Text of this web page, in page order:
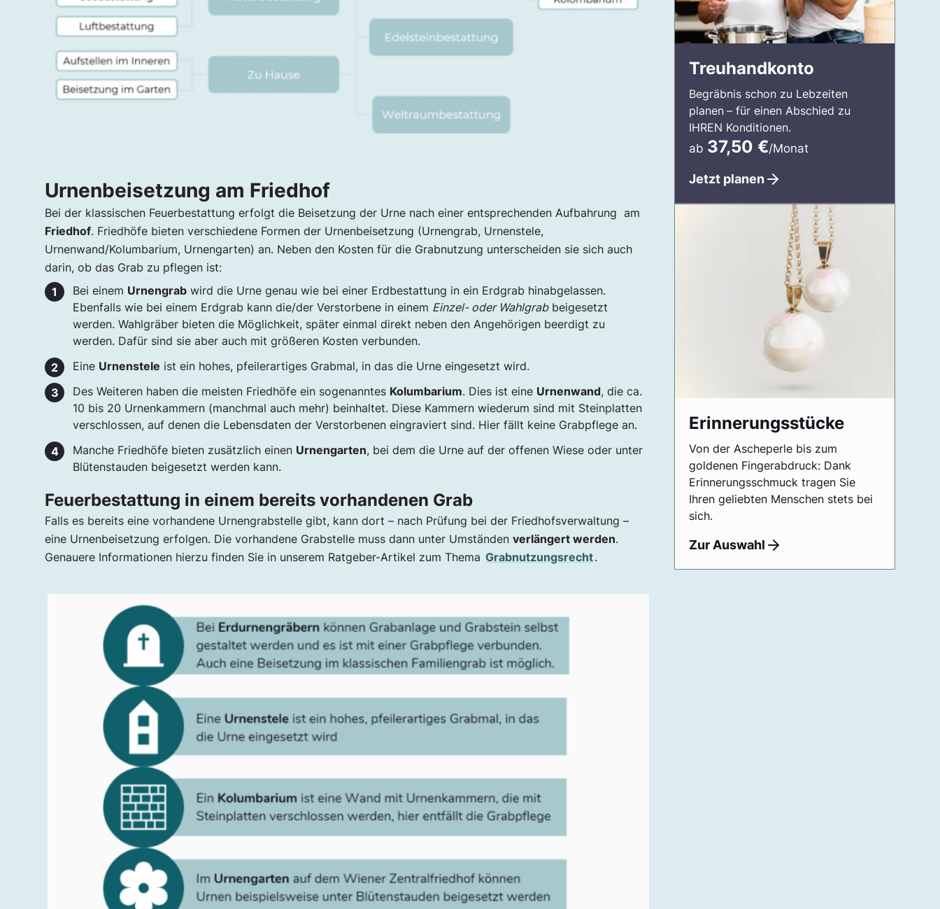
Urnenbeisetzung am Friedhof
Bei der klassischen Feuerbestattung erfolgt die Beisetzung der Urne nach einer entsprechenden Aufbahrung am
Friedhof. Friedhöfe bieten verschiedene Formen der Urnenbeisetzung (Urnengrab, Urnenstele,
Urnenwand/Kolumbarium, Urnengarten) an. Neben den Kosten für die Grabnutzung unterscheiden sie sich auch
darin, ob das Grab zu pflegen ist:
Bei einem Urnengrab wird die Urne genau wie bei einer Erdbestattung in ein Erdgrab hinabgelassen.
Ebenfalls wie bei einem Erdgrab kann die/der Verstorbene in einem Einzel- oder Wahlgrabbeigesetzt
werden. Wahlgräber bieten die Möglichkeit, später einmal direkt neben den Angehörigen beerdigt zu
werden. Dafür sind sie aber auch mit größeren Kosten verbunden.
Eine Urnenstele ist ein hohes, pfeilerartiges Grabmal, in das die Urne eingesetzt wird.
Des Weiteren haben die meisten Friedhöfe ein sogenanntes Kolumbarium. Dies ist eine Urnenwand, die ca.
10 bis 20 Urnenkammern (manchmal auch mehr) beinhaltet. Diese Kammern wiederum sind mit Steinplatten
verschlossen, auf denen die Lebensdaten der Verstorbenen eingraviert sind. Hier fällt keine Grabpflege an.
Manche Friedhöfe bieten zusätzlich einen Urnengarten, bei dem die Urne auf der offenen Wiese oder unter
Blütenstauden beigesetzt werden kann.
Feuerbestattung in einem bereits vorhandenen Grab
Falls es bereits eine vorhandene Urnengrabstelle gibt, kann dort – nach Prüfung bei der Friedhofsverwaltung –
eine Urnenbeisetzung erfolgen. Die vorhandene Grabstelle muss dann unter Umständen verlängert werden.
Genauere Informationen hierzu finden Sie in unserem Ratgeber-Artikel zum Thema Grabnutzungsrecht.
Treuhandkonto
Begräbnis schon zu Lebzeiten
planen – für einen Abschied zu
IHREN Konditionen.
ab 37,50 €/Monat
Jetzt planen
Erinnerungsstücke
Von der Ascheperle bis zum
goldenen Fingerabdruck: Dank
Erinnerungsschmuck tragen Sie
Ihren geliebten Menschen stets bei
sich.
Zur Auswahl